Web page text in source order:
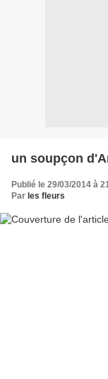
un soupçon
Publié le 29/03/2014 à
Par les fleurs